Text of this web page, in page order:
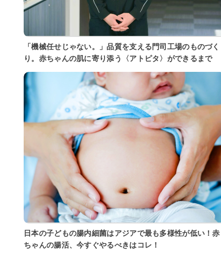
「機械任せじゃない。」品質を支える門司工場のものづく
り。赤ちゃんの肌に寄り添う〈アトピタ〉ができるまで
日本の子どもの腸内細菌はアジアで最も多様性が低い！赤
ちゃんの腸活、今すぐやるべきはコレ！